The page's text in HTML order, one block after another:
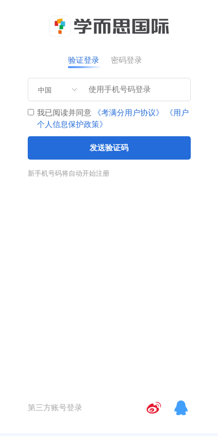
验证登录 密码登录
中国
我已阅读并同意 《考满分用户协议》
《用户
个人信息保护政策》
发送验证码
新手机号码将自动开始注册
第三方账号登录